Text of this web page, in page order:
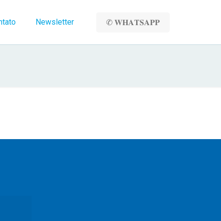
Newsletter ✆ 𝐖𝐇𝐀𝐓𝐒𝐀𝐏𝐏